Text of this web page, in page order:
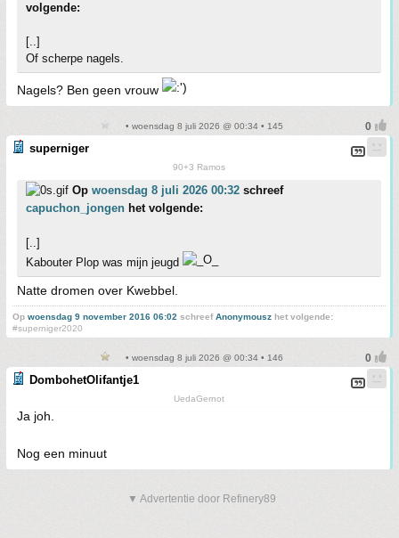
volgende:
[..]
Of scherpe nagels.
Nagels? Ben geen vrouw
• woensdag 8 juli 2026 @ 00:34 • 145
superniger
90+3 Ramos
Op woensdag 8 juli 2026 00:32 schreef
capuchon_jongen het volgende:
[..]
Kabouter Plop was mijn jeugd
Natte dromen over Kwebbel.
Op woensdag 9 november 2016 06:02 schreefAnonymousz het volgende:
#superniger2020
• woensdag 8 juli 2026 @ 00:34 • 146
DombohetOlifantje1
UedaGernot
Ja joh.
Nog een minuut
▼ Advertentie door Refinery89